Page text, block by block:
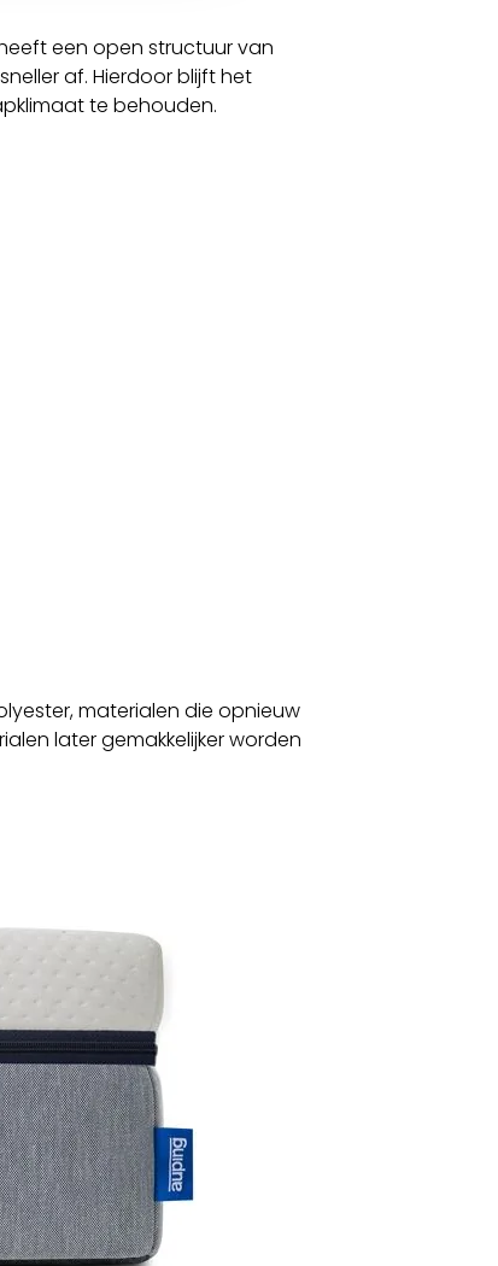
een open structuur van
af. Hierdoor blijft het
te behouden.
materialen die opnieuw
later gemakkelijker worden